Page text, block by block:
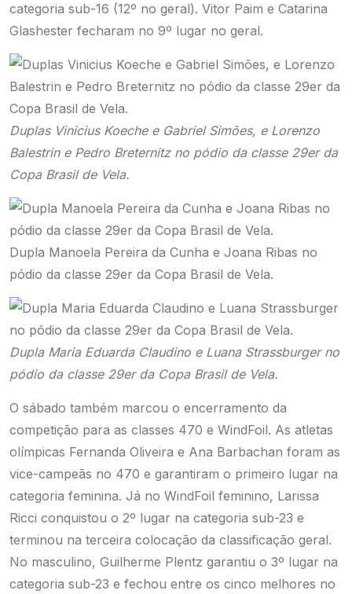
categoria sub-16 (12º no geral). Vitor Paim e Catarina
Glashester fecharam no 9º lugar no geral.
Duplas Vinicius Koeche e Gabriel Simões, e Lorenzo
Balestrin e Pedro Breternitzno pódio da classe 29er da
Copa Brasil de Vela.
Dupla Manoela Pereira da Cunha e Joana Ribas no
pódio da classe 29er da Copa Brasil de Vela.
Dupla Maria Eduarda Claudino e Luana Strassburger no
pódio da classe 29er da Copa Brasil de Vela.
O sábado também marcou o encerramento da
competição para as classes 470 e WindFoil. As atletas
olímpicas Fernanda Oliveira e Ana Barbachan foram as
vice-campeãs no 470 e garantiram o primeiro lugar na
categoria feminina. Já no WindFoil feminino, Larissa
Ricci conquistou o 2º lugar na categoria sub-23 e
terminou na terceira colocação da classificação geral.
No masculino, Guilherme Plentz garantiu o 3º lugar na
categoria sub-23 e fechou entre os cinco melhores no